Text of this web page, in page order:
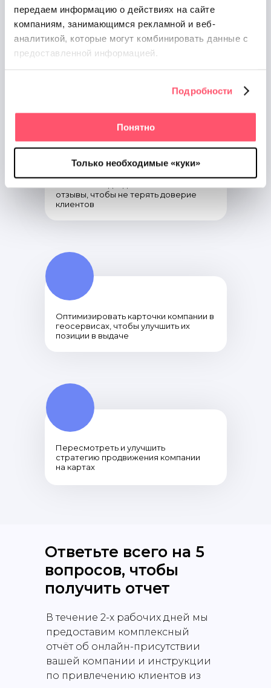
передаем информацию о действиях на сайте
компаниям, занимающимся рекламной и веб-
аналитикой, которые могут комбинировать данные с
предоставленной информацией.
Подробности
Понятно
Только необходимые «куки»
Обнаружить и добавить на
площадки отсутствующие точки
Пересмотреть и улучшить
стратегию продвижения компании
на картах
Оптимизировать карточки компании в
геосервисах, чтобы улучшить их
позиции в выдаче
отзывы, чтобы не терять доверие
клиентов
Ответьте всего на 5
вопросов, чтобы
получить отчет
В течение 2-х рабочих дней мы
предоставим комплексный
отчёт об онлайн-присутствии
вашей компании и инструкции
по привлечению клиентов из